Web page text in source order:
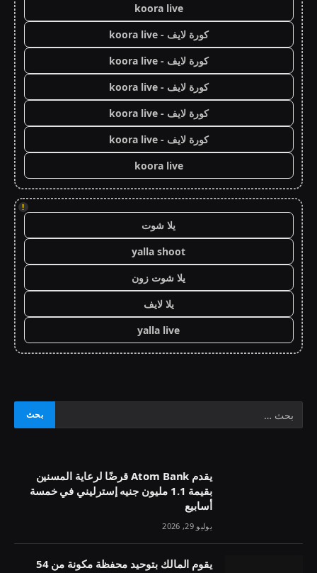
koora live
كورة لايف - koora live
كورة لايف - koora live
كورة لايف - koora live
كورة لايف - koora live
كورة لايف - koora live
koora live
!
يلا شوت
yalla shoot
يلا شوت زون
يلا لايف
yalla live
يقدم Atom Bank قرضًا لرعاية المسنين
بقيمة 1.1 مليون جنيه إسترليني في خمسة
أسابيع
يوليو 29, 2026
يقوم المالك بتوحيد محفظة مكونة من 54